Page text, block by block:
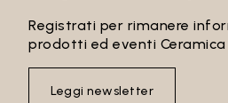
Registrati per rimanere
prodotti ed eventi Ceramica
Leggi newsletter